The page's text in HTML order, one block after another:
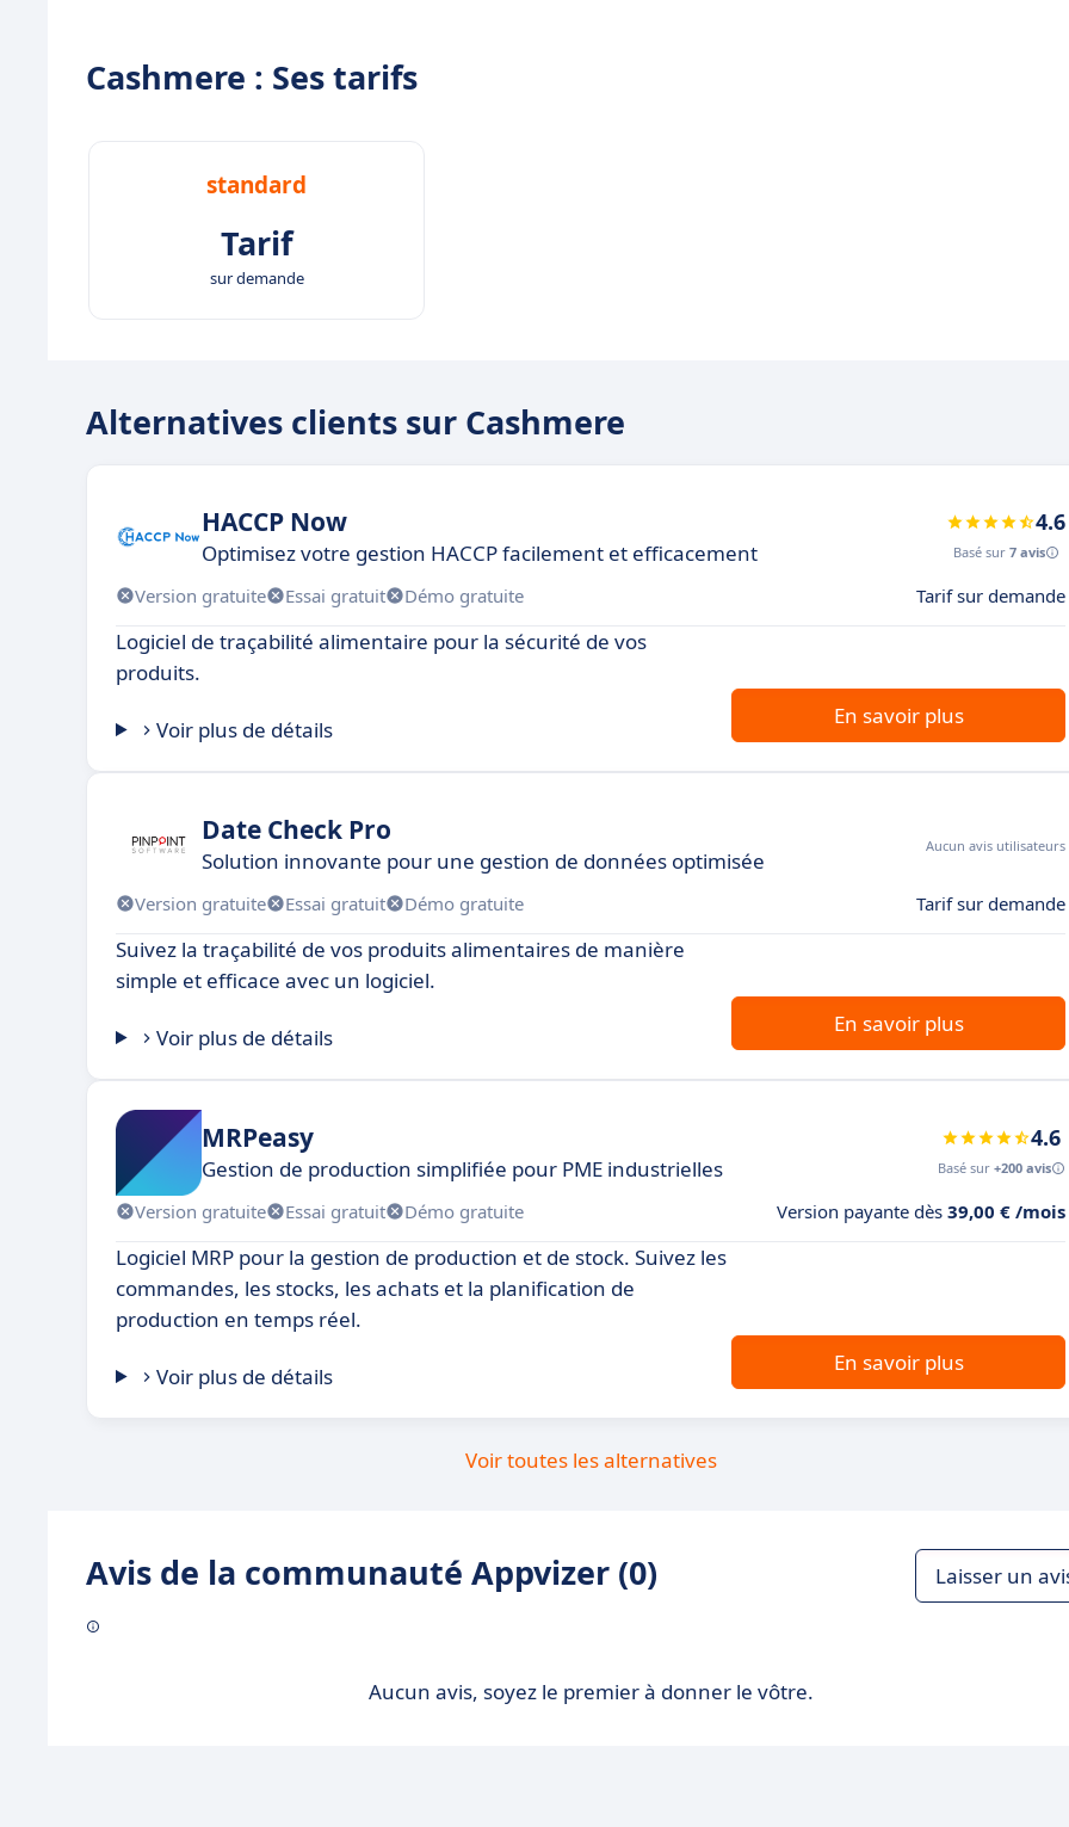
Cashmere : Ses tarifs
standard
Tarif
sur demande
Alternatives clients sur Cashmere
HACCP Now
Optimisez votre gestion HACCP facilement et efficacement
4.6
Basé sur 7 avis
Version gratuite Essai gratuit Démo gratuite Tarif sur demande
Logiciel de traçabilité alimentaire pour la sécurité de vos
produits.
Voir plus de détails
En savoir plus
Date Check Pro
Solution innovante pour une gestion de données optimisée
Aucun avis utilisateurs
Version gratuite Essai gratuit Démo gratuite Tarif sur demande
Suivez la traçabilité de vos produits alimentaires de manière
simple et efficace avec un logiciel.
Voir plus de détails
En savoir plus
MRPeasy
Gestion de production simplifiée pour PME industrielles
4.6
Basé sur +200 avis
Version gratuite Essai gratuit Démo gratuite Version payante dès 39,00 € /mois
Logiciel MRP pour la gestion de production et de stock. Suivez les
commandes, les stocks, les achats et la planification de
production en temps réel.
Voir plus de détails
En savoir plus
Voir toutes les alternatives
Avis de la communauté Appvizer (0) Laisser un
Aucun avis, soyez le premier à donner le vôtre.